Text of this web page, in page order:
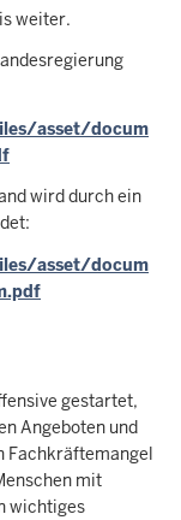
weiter.
asset/docum
wird durch ein
asset/docum
gestartet,
Angeboten und
Fachkräftemangel
mit
wichtiges